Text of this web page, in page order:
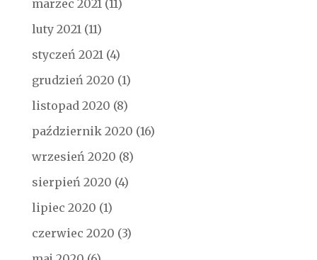
marzec 2021 (11)
luty 2021 (11)
styczeń 2021 (4)
grudzień 2020 (1)
listopad 2020 (8)
październik 2020 (16)
wrzesień 2020 (8)
sierpień 2020 (4)
lipiec 2020 (1)
czerwiec 2020 (3)